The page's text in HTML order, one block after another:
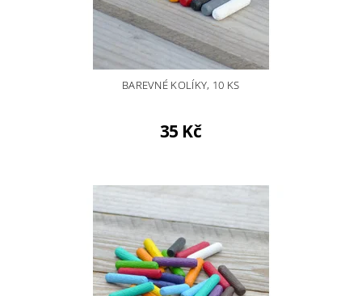
BAREVNÉ KOLÍKY, 10 KS
35 Kč